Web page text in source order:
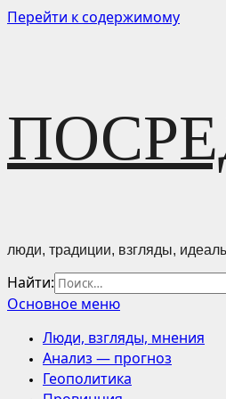
Перейти к содержимому
люди, традиции, взгляды,
Найти:
Основное меню
Люди, взгляды, мнения
Анализ — прогноз
Геополитика